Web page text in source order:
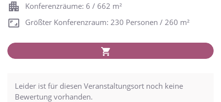
Konferenzräume: 6 / 662 m²
Größter Konferenzraum: 230 Personen / 260 m²
Leider ist für diesen Veranstaltungsort noch keine
Bewertung vorhanden.